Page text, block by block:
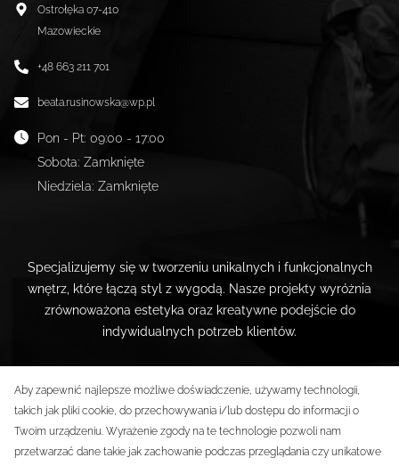
Aby zapewnić najlepsze możliwe doświadczenie, używamy technologii,
takich jak pliki cookie, do przechowywania i/lub dostępu do informacji o
Twoim urządzeniu. Wyrażenie zgody na te technologie pozwoli nam
przetwarzać dane takie jak zachowanie podczas przeglądania czy unikatowe
Specjalizujemy się w tworzeniu unikalnych i funkcjonalnych
wnętrz, które łączą styl z wygodą. Nasze projekty wyróżnia
zrównoważona estetyka oraz kreatywne podejście do
indywidualnych potrzeb klientów.
© _now by cyber_Folks.
Ostrołęka 07-410
Mazowieckie
+48 663 211 701
beata.rusinowska@wp.pl
Pon - Pt: 09:00 - 17:00
Sobota: Zamknięte
Niedziela: Zamknięte